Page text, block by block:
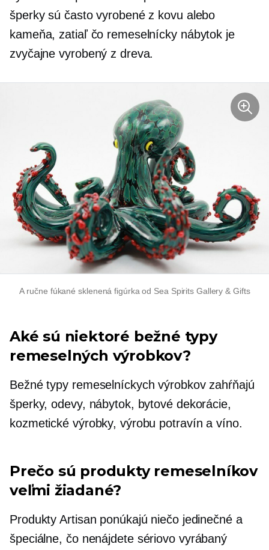
šperky sú často vyrobené z kovu alebo
kameňa, zatiaľ čo remeselnícky nábytok je
zvyčajne vyrobený z dreva.
A ručne fúkané sklenená figúrka od Sea Spirits Gallery & Gifts
Aké sú niektoré bežné typy
remeselných výrobkov?
Bežné typy remeselníckych výrobkov zahŕňajú
šperky, odevy, nábytok, bytové dekorácie,
kozmetické výrobky, výrobu potravín a víno.
Prečo sú produkty remeselníkov
veľmi žiadané?
Produkty Artisan ponúkajú niečo jedinečné a
špeciálne, čo nenájdete sériovo vyrábaný